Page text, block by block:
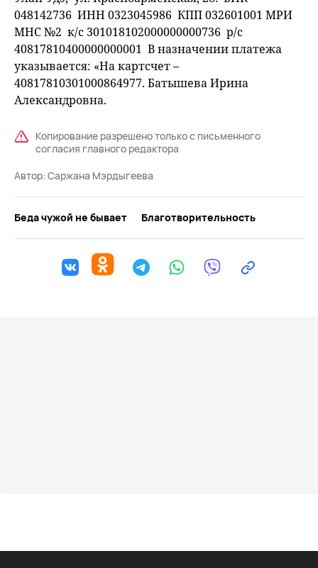
048142736 ИНН 0323045986 КПП 032601001 МРИ
МНС №2 к/с 301018102000000000736 р/с
40817810400000000001 В назначении платежа
указывается: «На картсчет –
40817810301000864977. Батышева Ирина
Александровна.
Копирование разрешено только с письменного
согласия главного редактора
Автор: Саржана Мэрдыгеева
Беда чужой не бывает Благотворительность